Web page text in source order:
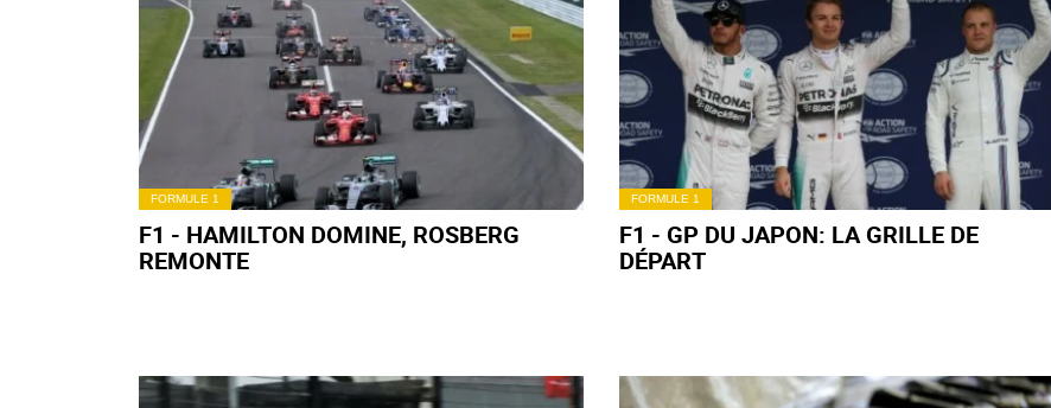
FORMULE 1
F1 - HAMILTON DOMINE, ROSBERG
REMONTE
FORMULE 1
F1 - GP DU JAPON: LA GRILLE DE
DÉPART